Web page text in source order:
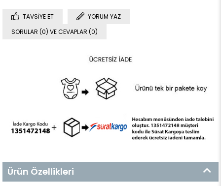
TAVSIYE ET
YORUM YAZ
SORULAR (0) VE CEVAPLAR (0)
Ürün Özellikleri